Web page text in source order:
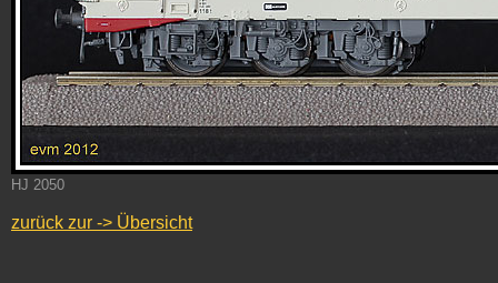
HJ 2050
zurück zur -> Übersicht